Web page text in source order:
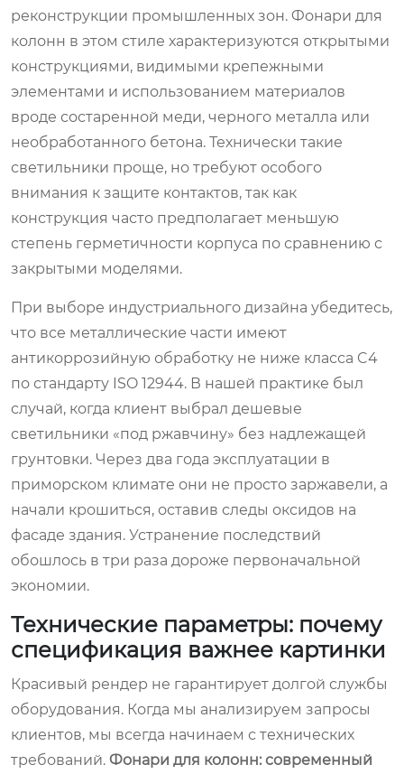
реконструкции промышленных зон. Фонари для
колонн в этом стиле характеризуются открытыми
конструкциями, видимыми крепежными
элементами и использованием материалов
вроде состаренной меди, черного металла или
необработанного бетона. Технически такие
светильники проще, но требуют особого
внимания к защите контактов, так как
конструкция часто предполагает меньшую
степень герметичности корпуса по сравнению с
закрытыми моделями.
При выборе индустриального дизайна убедитесь,
что все металлические части имеют
антикоррозийную обработку не ниже класса C4
по стандарту ISO 12944. В нашей практике был
случай, когда клиент выбрал дешевые
светильники «под ржавчину» без надлежащей
грунтовки. Через два года эксплуатации в
приморском климате они не просто заржавели, а
начали крошиться, оставив следы оксидов на
фасаде здания. Устранение последствий
обошлось в три раза дороже первоначальной
экономии.
Технические параметры: почему
спецификация важнее картинки
Красивый рендер не гарантирует долгой службы
оборудования. Когда мы анализируем запросы
клиентов, мы всегда начинаем с технических
требований. Фонари для колонн: современный